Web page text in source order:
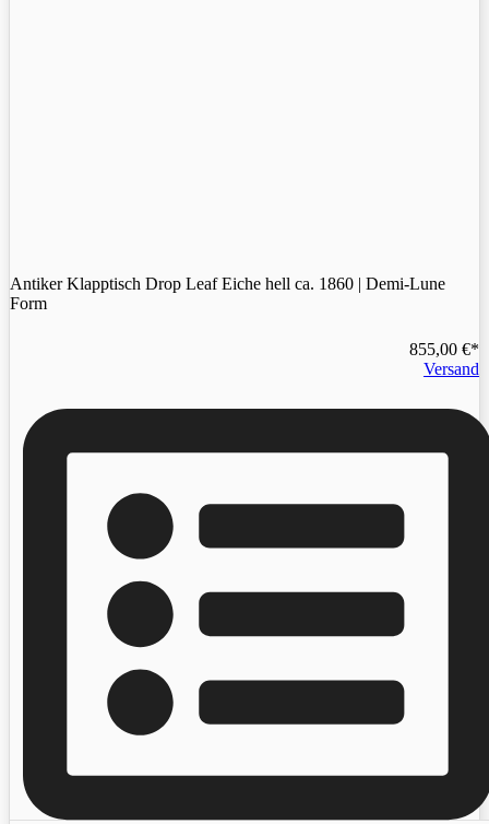
Antiker Klapptisch Drop Leaf Eiche hell ca. 1860 | Demi-Lune
Form
855,00 €
Versand